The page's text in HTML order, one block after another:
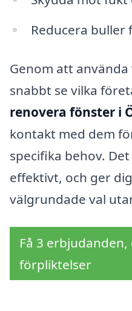
Reducera
Genom att
snabbt se vilka
renovera fönster i
kontakt med dem
specifika behov.
effektivt, och ger
välgrundade val
Få 3
förpliktelser